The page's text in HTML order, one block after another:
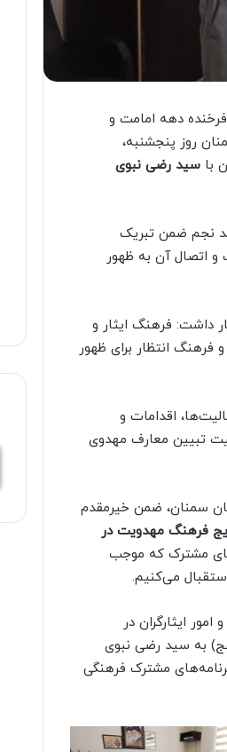
دهه امامت و
روز پنجشنبه،
با سید رضی نبوی
نجم ضمن تبریک
و اتصال آن به ظهور
داشت: فرهنگ ایثار و
فرهنگ انتظار برای ظهور
اقدامات و
تبیین معارف مهدوی
سمنان، ضمن خیرمقدم
فرهنگ مهدویت در
مشترک که موجب
می‌کنیم.
ایثارگران در
به سید رضی نبوی
مشترک فرهنگی